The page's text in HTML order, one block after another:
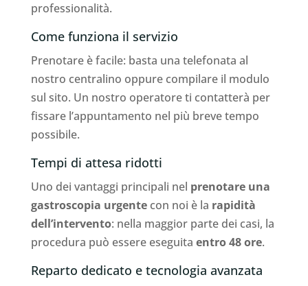
professionalità.
Come funziona il servizio
Prenotare è facile: basta una telefonata al
nostro centralino oppure compilare il modulo
sul sito. Un nostro operatore ti contatterà per
fissare l’appuntamento nel più breve tempo
possibile.
Tempi di attesa ridotti
Uno dei vantaggi principali nel prenotare una
gastroscopia urgentecon noi è la rapidità
dell’intervento: nella maggior parte dei casi, la
procedura può essere eseguita entro 48 ore.
Reparto dedicato e tecnologia avanzata